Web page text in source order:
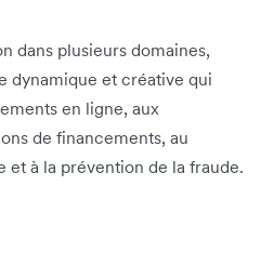
dans plusieurs domaines,
dynamique et créative qui
en ligne, aux
de financements, au
et à la prévention de la fraude.